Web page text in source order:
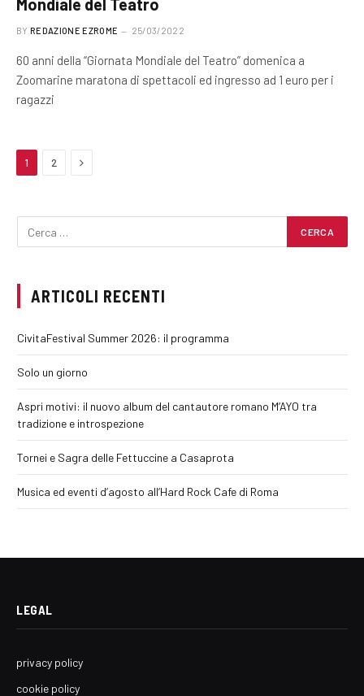
Mondiale del Teatro
BY REDAZIONE EZROME 25/03/2022
60 anni della “Giornata Mondiale del Teatro” domenica a
Zoomarine maratona di spettacoli ed ingresso ad 1 euro per i
ragazzi
1 2 Next
ARTICOLI RECENTI
CivitaFestival Summer 2026: il programma
Solo un giorno
Aspri motivi: il nuovo album del cantautore romano M’AYO tra
tradizione e introspezione
Tornei e Sagra delle Fettuccine a Casaprota
Musica ed eventi d’agosto all’Hard Rock Cafe di Roma
LEGAL
privacy policy
cookie policy